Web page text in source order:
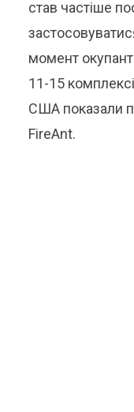
став частіше
момент
11-15
США показали
FireAnt.